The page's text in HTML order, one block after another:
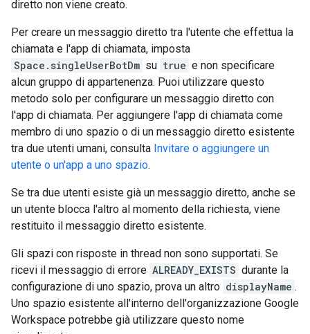
diretto non viene creato.
Per creare un messaggio diretto tra l'utente che effettua la
chiamata e l'app di chiamata, imposta
Space.singleUserBotDm su true e non specificare
alcun gruppo di appartenenza. Puoi utilizzare questo
metodo solo per configurare un messaggio diretto con
l'app di chiamata. Per aggiungere l'app di chiamata come
membro di uno spazio o di un messaggio diretto esistente
tra due utenti umani, consulta Invitare o aggiungere un
utente o un'app a uno spazio.
Se tra due utenti esiste già un messaggio diretto, anche se
un utente blocca l'altro al momento della richiesta, viene
restituito il messaggio diretto esistente.
Gli spazi con risposte in thread non sono supportati. Se
ricevi il messaggio di errore ALREADY_EXISTS durante la
configurazione di uno spazio, prova un altro displayName .
Uno spazio esistente all'interno dell'organizzazione Google
Workspace potrebbe già utilizzare questo nome